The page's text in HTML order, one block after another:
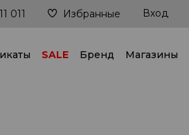
Доставка в
011 Избранные Вход
SALE Бренд Магазины